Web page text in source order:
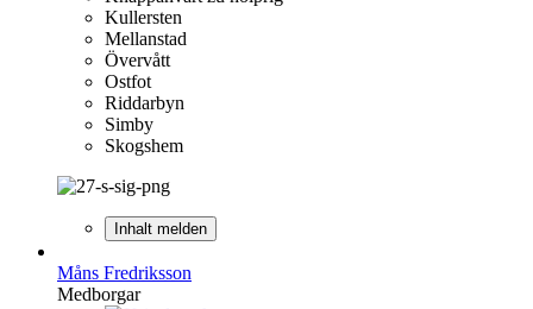
Kullersten
Mellanstad
Övervått
Ostfot
Riddarbyn
Simby
Skogshem
Inhalt melden
Måns Fredriksson
Medborgar